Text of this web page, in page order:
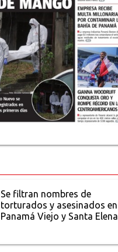
Se filtran nombres de
torturados y asesinados en
Panamá Viejo y Santa Elena